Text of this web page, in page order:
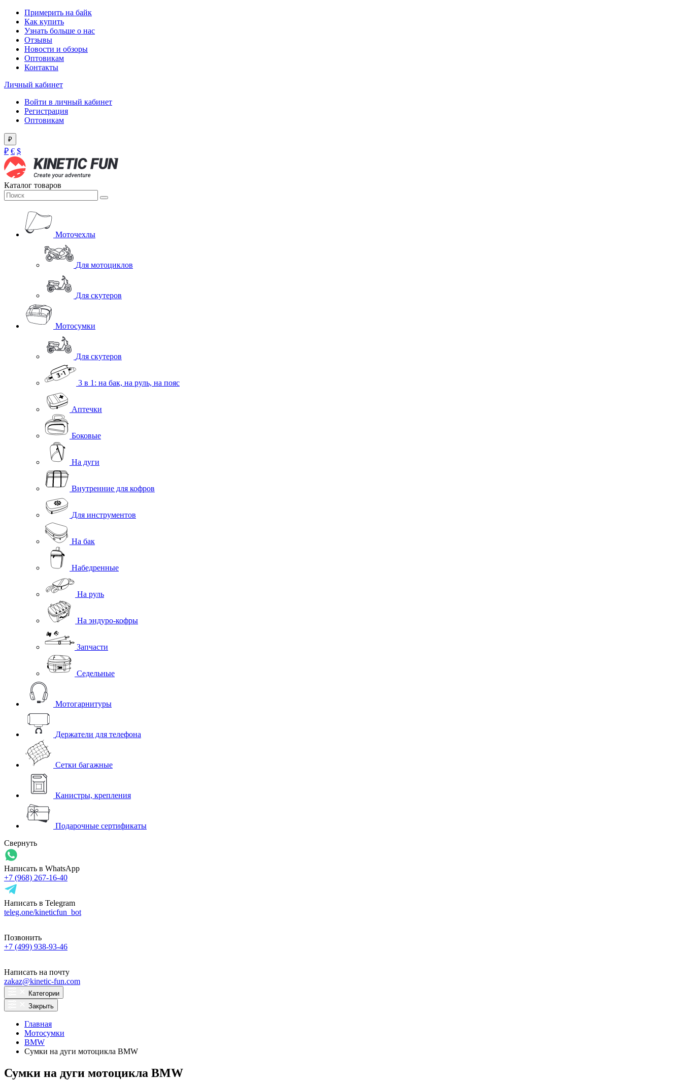
Примерить на байк
Как купить
Узнать больше о нас
Отзывы
Новости и обзоры
Оптовикам
Контакты
Личный кабинет
Войти в личный кабинет
Регистрация
Оптовикам
₽
₽ € $
Каталог товаров
Моточехлы
Для мотоциклов
Для скутеров
Мотосумки
Для скутеров
3 в 1: на бак, на руль, на пояс
Аптечки
Боковые
На дуги
Внутренние для кофров
Для инструментов
На бак
Набедренные
На руль
На эндуро-кофры
Запчасти
Седельные
Мотогарнитуры
Держатели для телефона
Сетки багажные
Канистры, крепления
Подарочные сертификаты
Свернуть
Написать в WhatsApp
+7 (968) 267-16-40
Написать в Telegram
teleg.one/kineticfun_bot
Позвонить
+7 (499) 938-93-46
Написать на почту
zakaz@kinetic-fun.com
Категории
Закрыть
Главная
Мотосумки
BMW
Сумки на дуги мотоцикла BMW
Сумки на дуги мотоцикла BMW